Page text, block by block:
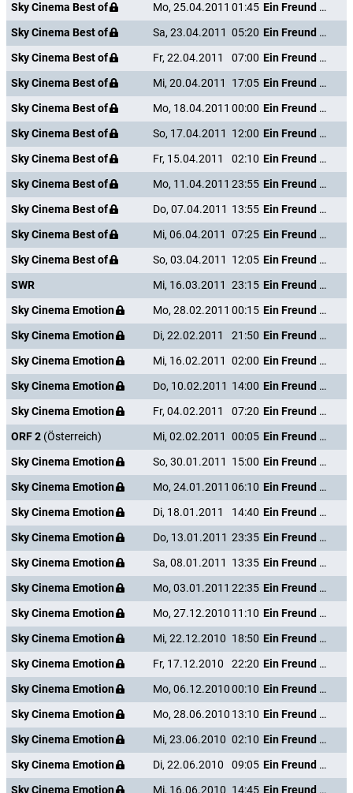
Sky Cinema Best of
Mo, 25.04.2011 01:45
Ein Freund von mir
Sky Cinema Best of
Sa, 23.04.2011 05:20
Ein Freund von mir
Sky Cinema Best of
Fr, 22.04.2011 07:00
Ein Freund von mir
Sky Cinema Best of
Mi, 20.04.2011 17:05
Ein Freund von mir
Sky Cinema Best of
Mo, 18.04.2011 00:00
Ein Freund von mir
Sky Cinema Best of
So, 17.04.2011 12:00
Ein Freund von mir
Sky Cinema Best of
Fr, 15.04.2011 02:10
Ein Freund von mir
Sky Cinema Best of
Mo, 11.04.2011 23:55
Ein Freund von mir
Sky Cinema Best of
Do, 07.04.2011 13:55
Ein Freund von mir
Sky Cinema Best of
Mi, 06.04.2011 07:25
Ein Freund von mir
Sky Cinema Best of
So, 03.04.2011 12:05
Ein Freund von mir
SWR
Mi, 16.03.2011 23:15
Ein Freund von mir
Sky Cinema Emotion
Mo, 28.02.2011 00:15
Ein Freund von mir
Sky Cinema Emotion
Di, 22.02.2011 21:50
Ein Freund von mir
Sky Cinema Emotion
Mi, 16.02.2011 02:00
Ein Freund von mir
Sky Cinema Emotion
Do, 10.02.2011 14:00
Ein Freund von mir
Sky Cinema Emotion
Fr, 04.02.2011 07:20
Ein Freund von mir
ORF 2 (Österreich) Mi, 02.02.2011 00:05
Ein Freund von mir
Sky Cinema Emotion
So, 30.01.2011 15:00
Ein Freund von mir
Sky Cinema Emotion
Mo, 24.01.2011 06:10
Ein Freund von mir
Sky Cinema Emotion
Di, 18.01.2011 14:40
Ein Freund von mir
Sky Cinema Emotion
Do, 13.01.2011 23:35
Ein Freund von mir
Sky Cinema Emotion
Sa, 08.01.2011 13:35
Ein Freund von mir
Sky Cinema Emotion
Mo, 03.01.2011 22:35
Ein Freund von mir
Sky Cinema Emotion
Mo, 27.12.2010 11:10
Ein Freund von mir
Sky Cinema Emotion
Mi, 22.12.2010 18:50
Ein Freund von mir
Sky Cinema Emotion
Fr, 17.12.2010 22:20
Ein Freund von mir
Sky Cinema Emotion
Mo, 06.12.201000:10
Ein Freund von mir
Sky Cinema Emotion
Mo, 28.06.2010 13:10
Ein Freund von mir
Sky Cinema Emotion
Mi, 23.06.2010 02:10
Ein Freund von mir
Sky Cinema Emotion
Di, 22.06.2010 09:05
Ein Freund von mir
Sky Cinema Emotion
Mi, 16.06.2010 14:45 Ein Freund von mir